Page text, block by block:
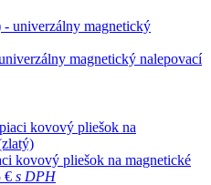
magnetický nalepovací
kovový pliešok na magnetické
€ s DPH